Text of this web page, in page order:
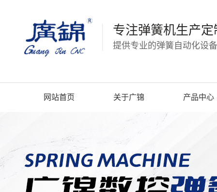
专注弹簧机生产定
提供专业的弹簧自动化设
网站首页 关于广锦 产品中心